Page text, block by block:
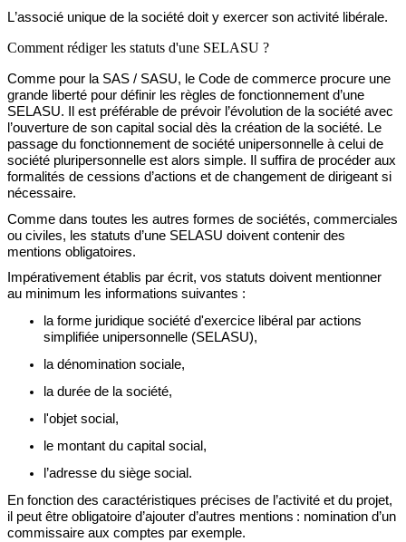
L’associé unique de la société doit y exercer son activité libérale.
Comment rédiger les statuts d'une SELASU ?
Comme pour la SAS / SASU, le Code de commerce procure une
grande liberté pour définir les règles de fonctionnement d’une
SELASU. Il est préférable de prévoir l’évolution de la société avec
l’ouverture de son capital social dès la création de la société. Le
passage du fonctionnement de société unipersonnelle à celui de
société pluripersonnelle est alors simple. Il suffira de procéder aux
formalités de cessions d’actions et de changement de dirigeant si
nécessaire.
Comme dans toutes les autres formes de sociétés, commerciales
ou civiles, les statuts d’une SELASU doivent contenir des
mentions obligatoires.
Impérativement établis par écrit, vos statuts doivent mentionner
au minimum les informations suivantes :
laforme juridique société d'exercice libéral par actions
simplifiée unipersonnelle (SELASU),
ladénomination sociale,
ladurée de la société,
l'objet social,
le montant du capital social,
l’adresse du siège social.
En fonction des caractéristiques précises de l’activité et du projet,
il peut être obligatoire d’ajouter d’autres mentions : nomination d’un
commissaire aux comptes par exemple.